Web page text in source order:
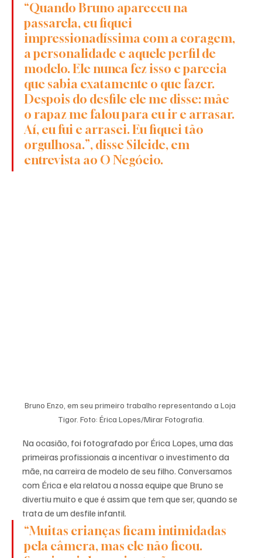
“Quando Bruno apareceu na
passarela, eu fiquei
impressionadíssima com a coragem,
a personalidade e aquele perfil de
modelo. Ele nunca fez isso e parecia
que sabia exatamente o que fazer.
Despois do desfile ele me disse: mãe
o rapaz me falou para eu ir e arrasar.
Aí, eu fui e arrasei. Eu fiquei tão
orgulhosa.”, disse Sileide, em
entrevista ao O Negócio.
Bruno Enzo, em seu primeiro trabalho representando a Loja
Tigor. Foto: Érica Lopes/Mirar Fotografia.
Na ocasião, foi fotografado por Érica Lopes, uma das
primeiras profissionais a incentivar o investimento da
mãe, na carreira de modelo de seu filho. Conversamos
com Érica e ela relatou a nossa equipe que Bruno se
divertiu muito e que é assim que tem que ser, quando se
trata de um desfile infantil.
“Muitas crianças ficam intimidadas
pela câmera, mas ele não ficou.